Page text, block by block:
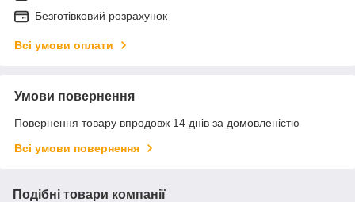
Безготівковий розрахунок
Всі умови оплати
Умови повернення
Повернення товару впродовж 14 днів за домовленістю
Всі умови повернення
Подібні товари компанії